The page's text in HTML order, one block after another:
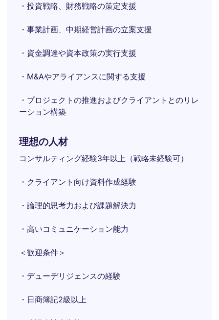
・投資戦略、財務戦略の策定支援
・事業計画、中期経営計画の立案支援
・資金調達や資本政策の実行支援
・M&Aやアライアンスに関する支援
・プロジェクトの推進およびクライアントとのリレ
ーション構築
理想の人材
コンサルティング経験3年以上（戦略未経験可）
・クライアント向け資料作成経験
・論理的思考力および課題解決力
・高いコミュニケーション能力
＜歓迎条件＞
・デューデリジェンスの経験
・日商簿記2級以上